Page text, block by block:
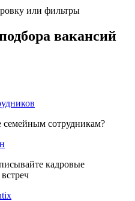
или фильтры
вакансий
семейным сотрудникам?
кадровые